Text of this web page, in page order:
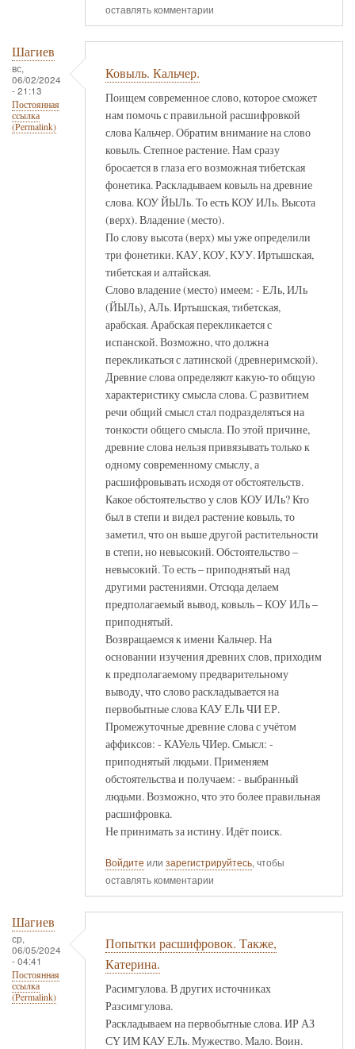
оставлять комментарии
Шагиев
вс,
06/02/2024
- 21:13
Постоянная
ссылка
(Permalink)
Ковыль. Кальчер.
Поищем современное слово, которое сможет
нам помочь с правильной расшифровкой
слова Кальчер. Обратим внимание на слово
ковыль. Степное растение. Нам сразу
бросается в глаза его возможная тибетская
фонетика. Раскладываем ковыль на древние
слова. КОУ ЙЫЛь. То есть КОУ ИЛь. Высота
(верх). Владение (место).
По слову высота (верх) мы уже определили
три фонетики. КАУ, КОУ, КУУ. Иртышская,
тибетская и алтайская.
Слово владение (место) имеем: - ЕЛь, ИЛь
(ЙЫЛь), АЛь. Иртышская, тибетская,
арабская. Арабская перекликается с
испанской. Возможно, что должна
перекликаться с латинской (древнеримской).
Древние слова определяют какую-то общую
характеристику смысла слова. С развитием
речи общий смысл стал подразделяться на
тонкости общего смысла. По этой причине,
древние слова нельзя привязывать только к
одному современному смыслу, а
расшифровывать исходя от обстоятельств.
Какое обстоятельство у слов КОУ ИЛь? Кто
был в степи и видел растение ковыль, то
заметил, что он выше другой растительности
в степи, но невысокий. Обстоятельство –
невысокий. То есть – приподнятый над
другими растениями. Отсюда делаем
предполагаемый вывод, ковыль – КОУ ИЛь –
приподнятый.
Возвращаемся к имени Кальчер. На
основании изучения древних слов, приходим
к предполагаемому предварительному
выводу, что слово раскладывается на
первобытные слова КАУ ЕЛь ЧИ ЕР.
Промежуточные древние слова с учётом
аффиксов: - КАУель ЧИер. Смысл: -
приподнятый людьми. Применяем
обстоятельства и получаем: - выбранный
людьми. Возможно, что это более правильная
расшифровка.
Не принимать за истину. Идёт поиск.
Войдите или зарегистрируйтесь, чтобы
оставлять комментарии
Шагиев
ср,
06/05/2024
- 04:41
Постоянная
ссылка
(Permalink)
Попытки расшифровок. Также,
Катерина.
Расимгулова. В других источниках
Разсимгулова.
Раскладываем на первобытные слова. ИР АЗ
СҮ ИМ КАУ ЕЛь. Мужество. Мало. Воин.